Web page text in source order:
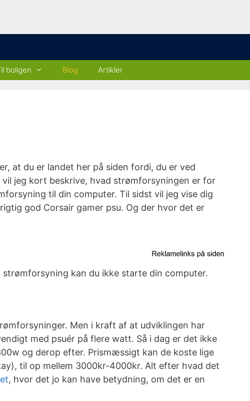
boligen Blog Artikler
at du er landet her på siden fordi, du er ved
jeg kort beskrive, hvad strømforsyningen er for
til din computer. Til sidst vil jeg vise dig
god Corsair gamer psu. Og der hvor det er
kan du ikke starte din computer.
Men i kraft af at udviklingen har
med psuér på flere watt. Så i dag er det ikke
og derop efter. Prismæssigt kan de koste lige
til op mellem 3000kr-4000kr. Alt efter hvad det
, hvor det jo kan have betydning, om det er en